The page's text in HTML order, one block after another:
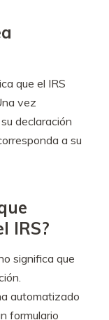
que el IRS
vez
declaración
a su
IRS?
significa que
automatizado
formulario